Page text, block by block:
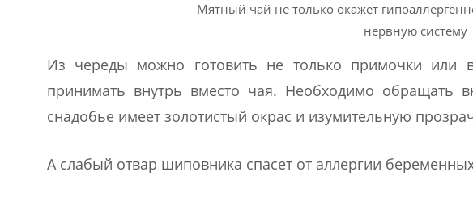
Мятный чай не только окажет
нервную систему
Из череды можно готовить не только примочки или
принимать внутрь вместо чая. Необходимо обращать
снадобье имеет золотистый окрас и изумительную
А слабый отвар шиповника спасет от аллергии